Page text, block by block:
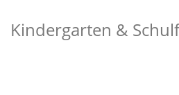
Kindergarten &